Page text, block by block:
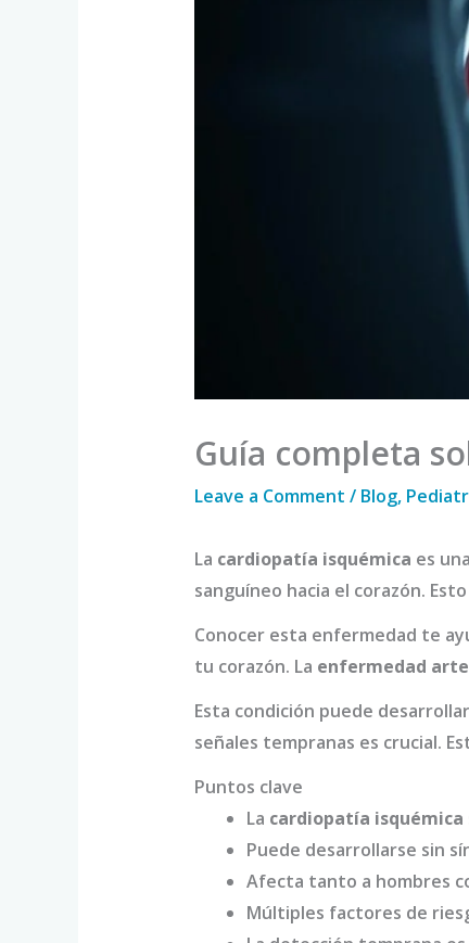
Guía completa
Leave a Comment / Blog,
La cardiopatía isquémica es
sanguíneo hacia el corazón.
Conocer esta enfermedad te
tu corazón. La enfermedad
Esta condición puede
señales tempranas es crucial.
Puntos clave
La cardiopatía isquémica
Puede desarrollarse sin
Afecta tanto a hombres
Múltiples factores de